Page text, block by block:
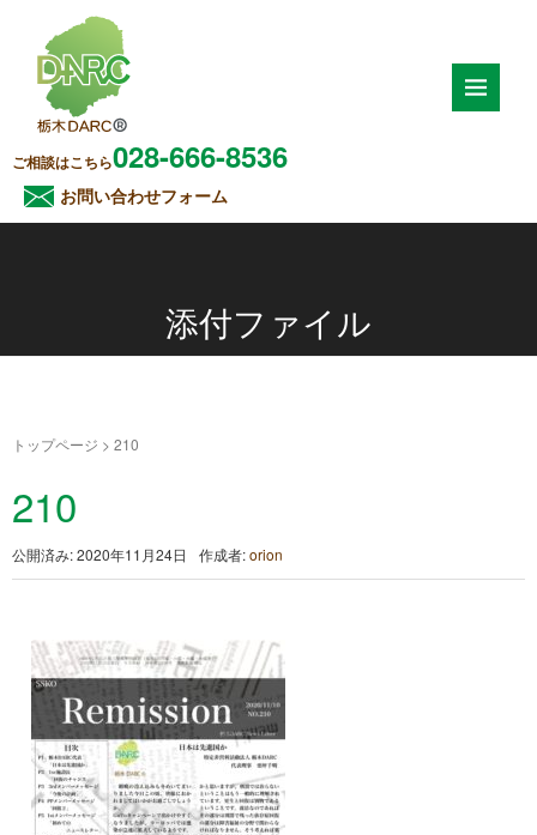
ご相談はこちら028-666-8536
お問い合わせフォーム
添付ファイル
トップページ > 210
210
公開済み: 2020年11月24日 作成者:orion